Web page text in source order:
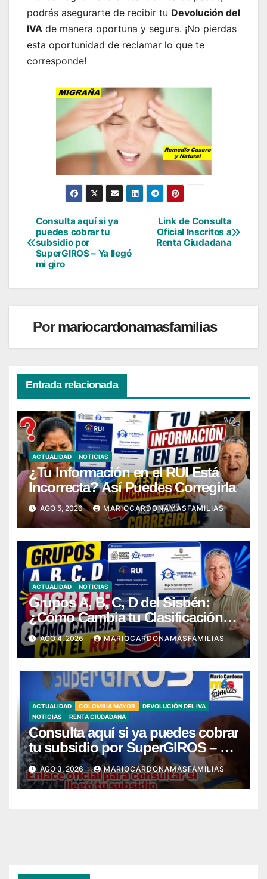
podrás asegurarte de recibir tu Devolución del
IVA de manera oportuna y segura. ¡No pierdas
esta oportunidad de reclamar lo que te
corresponde!
Navegación
de
entradas
Link de Consulta
Oficial Inscritos a
Renta Ciudadana
Consulta aquí si ya
puedes cobrar tu
subsidio por
SuperGIROS – Ya llegó
mi giro
Pormariocardonamasfamilias
Entrada relacionada
ACTUALIDAD NOTICIAS
¿Tu Información en el RUI Está
Incorrecta? Así Puedes Corregirla
AGO 5, 2026 MARIOCARDONAMASFAMILIAS
ACTUALIDAD NOTICIAS
Grupos A, B, C, D del Sisbén:
¿Cómo Cambia tu Clasificación
con el RUI?
AGO 4, 2026 MARIOCARDONAMASFAMILIAS
ACTUALIDAD COLOMBIA MAYOR
DEVOLUCIÓN DEL IVA
NOTICIAS
RENTA CIUDADANA
Consulta aquí si ya puedes cobrar
tu subsidio por SuperGIROS – Ya
llegó mi giro
AGO 3, 2026 MARIOCARDONAMASFAMILIAS